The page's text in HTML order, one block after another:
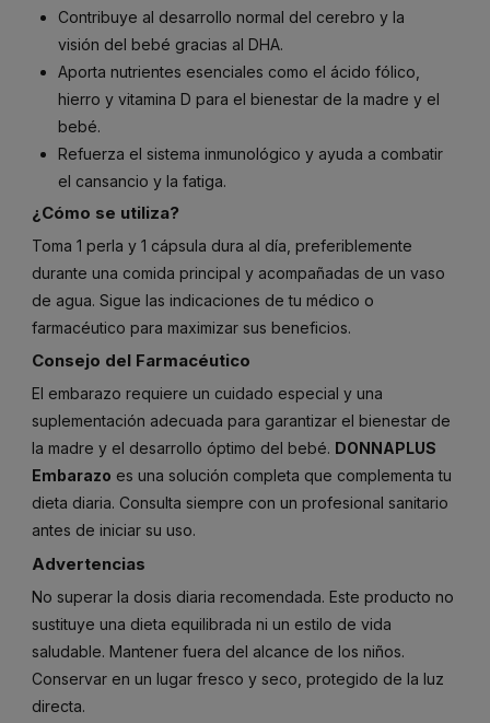
Contribuye al desarrollo normal del cerebro y la
visión del bebé gracias al DHA.
Aporta nutrientes esenciales como el ácido fólico,
hierro y vitamina D para el bienestar de la madre y el
bebé.
Refuerza el sistema inmunológico y ayuda a combatir
el cansancio y la fatiga.
¿Cómo se utiliza?
Toma 1 perla y 1 cápsula dura al día, preferiblemente
durante una comida principal y acompañadas de un vaso
de agua. Sigue las indicaciones de tu médico o
farmacéutico para maximizar sus beneficios.
Consejo del Farmacéutico
El embarazo requiere un cuidado especial y una
suplementación adecuada para garantizar el bienestar de
la madre y el desarrollo óptimo del bebé. DONNAPLUS
Embarazo es una solución completa que complementa tu
dieta diaria. Consulta siempre con un profesional sanitario
antes de iniciar su uso.
Advertencias
No superar la dosis diaria recomendada. Este producto no
sustituye una dieta equilibrada ni un estilo de vida
saludable. Mantener fuera del alcance de los niños.
Conservar en un lugar fresco y seco, protegido de la luz
directa.